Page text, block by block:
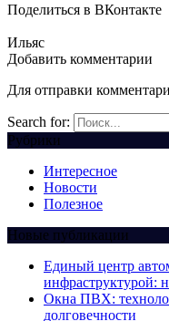
Поделиться в ВКонтакте
Ильяс
Добавить комментарии
Для отправки
Search for:
Рубрики
Интересное
Новости
Полезное
Новые публикации
Единый центр
инфраструктурой:
Окна ПВХ:
долговечности